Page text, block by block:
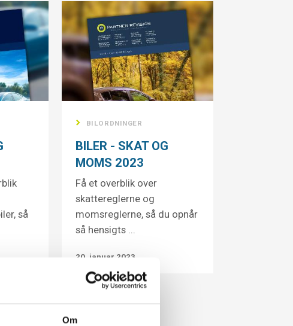
Om
så
BILORDNINGER
BILER - SKAT OG
MOMS 2023
Få et overblik over
skattereglerne og
momsreglerne, så du opnår
så hensigts ...
20. januar 2023